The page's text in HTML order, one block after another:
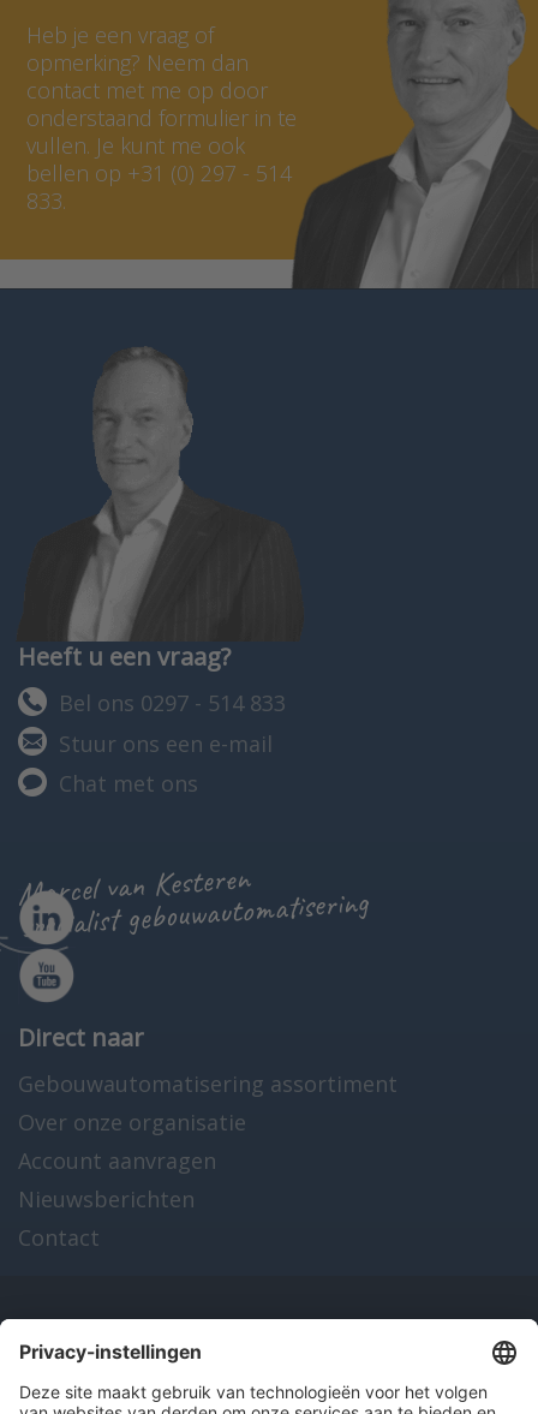
Heb je een vraag of
opmerking? Neem dan
contact met me op door
onderstaand formulier in te
vullen. Je kunt me ook
bellen op +31 (0) 297 - 514
833.
Heeft u een vraag?
Bel ons 0297 - 514 833
Stuur ons een e-mail
Chat met ons
Marcel van Kesteren
specialist gebouwautomatisering
Direct naar
Gebouwautomatisering assortiment
Over onze organisatie
Account aanvragen
Nieuwsberichten
Contact
Onze producten
en diensten
Over Hitma